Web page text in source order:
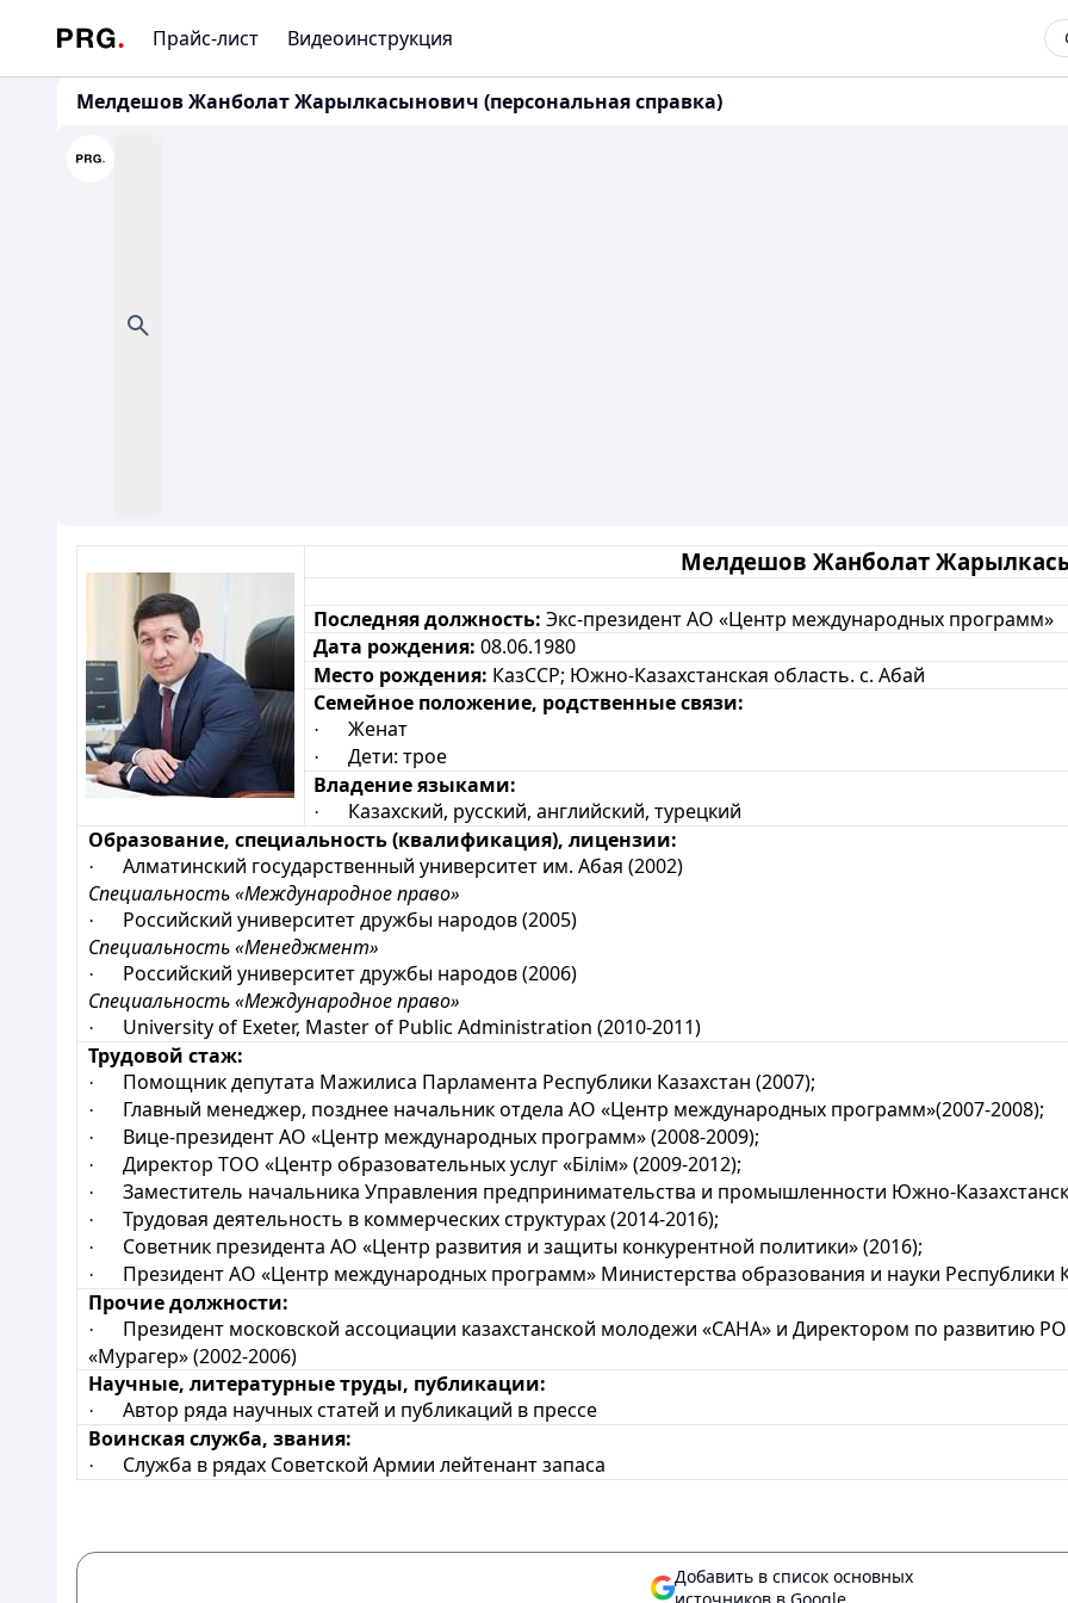
Прайс-лист Видеоинструкция
Мелдешов Жанболат Жарылкасынович (персональная справка)
Мелдешов Жанболат
Последняя должность: Экс-президент АО «Центр международных программ»
Дата рождения: 08.06.1980
Место рождения: КазССР; Южно-Казахстанская область. с. Абай
Семейное положение, родственные связи:
· Женат
·
Дети: трое
Владение языками:
·
Казахский, русский, английский, турецкий
Образование, специальность (квалификация), лицензии:
·
Алматинский государственный университет им. Абая (2002)
Специальность «Международное право»
·
Российский университет дружбы народов (2005)
Специальность «Менеджмент»
·
Российский университет дружбы народов (2006)
Специальность«Международноеправо»
·
University of Exeter, Master of Public Administration (2010-2011)
Трудовой стаж:
· Помощник депутата Мажилиса Парламента Республики Казахстан (2007);
· Главный менеджер, позднее начальник отдела АО «Центр международных программ»(2007-2008);
· Вице-президент АО «Центр международных программ» (2008-2009);
· Директор ТОО «Центр образовательных услуг «Білім» (2009-2012);
· Заместитель начальника Управления предпринимательства и промышленности Южно-
· Трудовая деятельность в коммерческих структурах (2014-2016);
· Советник президента АО «Центр развития и защиты конкурентной политики» (2016);
· Президент АО «Центр международных программ» Министерства образования и науки Республики
Прочие должности:
·
Президент московской ассоциации казахстанской молодежи «САНА» и Директором по развитию
«Мурагер» (2002-2006)
Научные, литературные труды, публикации:
·
Автор ряда научных статей и публикаций в прессе
Воинская служба, звания:
· Служба в рядах Советской Армии лейтенант запаса
Добавить в список основных